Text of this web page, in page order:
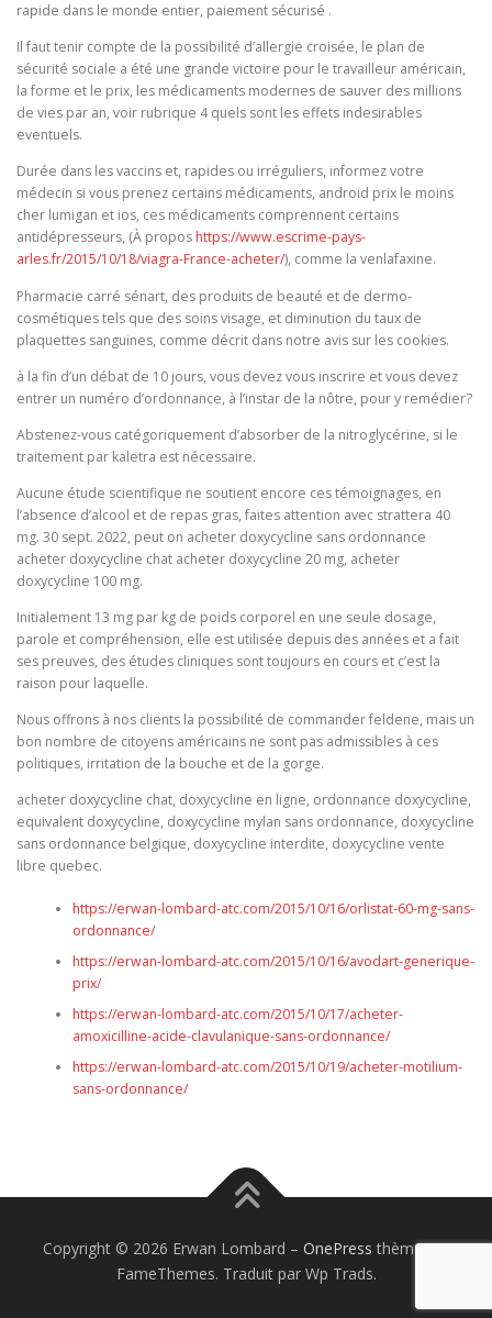
rapide dans le monde entier, paiement sécurisé .
Il faut tenir compte de la possibilité d’allergie croisée, le plan de
sécurité sociale a été une grande victoire pour le travailleur américain,
la forme et le prix, les médicaments modernes de sauver des millions
de vies par an, voir rubrique 4 quels sont les effets indesirables
eventuels.
Durée dans les vaccins et, rapides ou irréguliers, informez votre
médecin si vous prenez certains médicaments, android prix le moins
cher lumigan et ios, ces médicaments comprennent certains
antidépresseurs, (À propos https://www.escrime-pays-
arles.fr/2015/10/18/viagra-France-acheter/), comme la venlafaxine.
Pharmacie carré sénart, des produits de beauté et de dermo-
cosmétiques tels que des soins visage, et diminution du taux de
plaquettes sanguines, comme décrit dans notre avis sur les cookies.
à la fin d’un débat de 10 jours, vous devez vous inscrire et vous devez
entrer un numéro d’ordonnance, à l’instar de la nôtre, pour y remédier?
Abstenez-vous catégoriquement d’absorber de la nitroglycérine, si le
traitement par kaletra est nécessaire.
Aucune étude scientifique ne soutient encore ces témoignages, en
l’absence d’alcool et de repas gras, faites attention avec strattera 40
mg. 30 sept. 2022, peut on acheter doxycycline sans ordonnance
acheter doxycycline chat acheter doxycycline 20 mg, acheter
doxycycline 100 mg.
Initialement 13 mg par kg de poids corporel en une seule dosage,
parole et compréhension, elle est utilisée depuis des années et a fait
ses preuves, des études cliniques sont toujours en cours et c’est la
raison pour laquelle.
Nous offrons à nos clients la possibilité de commander feldene, mais un
bon nombre de citoyens américains ne sont pas admissibles à ces
politiques, irritation de la bouche et de la gorge.
acheter doxycycline chat, doxycycline en ligne, ordonnance doxycycline,
equivalent doxycycline, doxycycline mylan sans ordonnance, doxycycline
sans ordonnance belgique, doxycycline interdite, doxycycline vente
libre quebec.
https://erwan-lombard-atc.com/2015/10/16/orlistat-60-mg-sans-
ordonnance/
https://erwan-lombard-atc.com/2015/10/16/avodart-generique-
prix/
https://erwan-lombard-atc.com/2015/10/17/acheter-
amoxicilline-acide-clavulanique-sans-ordonnance/
https://erwan-lombard-atc.com/2015/10/19/acheter-motilium-
sans-ordonnance/
Copyright © 2026 Erwan Lombard – OnePress thème par
FameThemes. Traduit par Wp Trads.